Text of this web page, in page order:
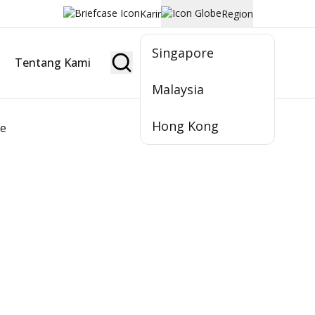
Karir Region
Singapore
Malaysia
Hong Kong
Tentang Kami Jadi Nasabah